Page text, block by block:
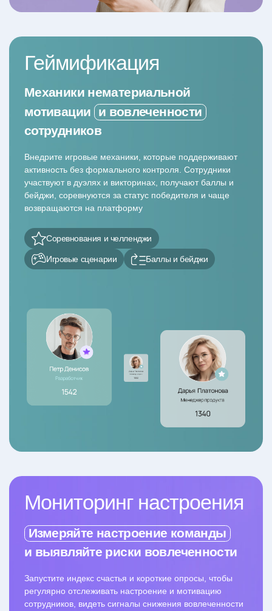
Геймификация
Механики нематериальной
мотивации
и вовлеченности
сотрудников
Внедрите игровые механики, которые поддерживают
активность без формального контроля. Сотрудники
участвуют в дуэлях и викторинах, получают баллы и
бейджи, соревнуются за статус победителя и чаще
возвращаются на платформу
Соревнования и челленджи
Игровые сценарии Баллы и бейджи
Мониторинг настроения
Измеряйте настроение команды
и выявляйте риски вовлеченности
Запустите индекс счастья и короткие опросы, чтобы
регулярно отслеживать настроение и мотивацию
сотрудников, видеть сигналы снижения вовлеченности